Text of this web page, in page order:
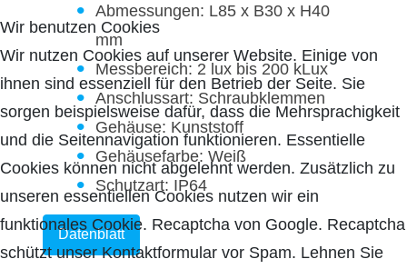
Abmessungen: L85 x B30 x H40
mm
Messbereich: 2 lux bis 200 kLux
Anschlussart: Schraubklemmen
Gehäuse: Kunststoff
Gehäusefarbe: Weiß
Schutzart: IP64
Datenblatt
Wir benutzen Cookies
Wir nutzen Cookies auf unserer Website. Einige von
ihnen sind essenziell für den Betrieb der Seite. Sie
sorgen beispielsweise dafür, dass die Mehrsprachigkeit
und die Seitennavigation funktionieren. Essentielle
Cookies können nicht abgelehnt werden. Zusätzlich zu
unseren essentiellen Cookies nutzen wir ein
funktionales Cookie. Recaptcha von Google. Recaptcha
schützt unser Kontaktformular vor Spam. Lehnen Sie